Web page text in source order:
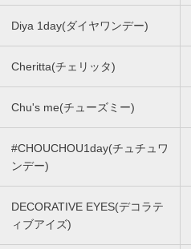
Diya 1day(ダイヤワンデー)
Cheritta(チェリッタ)
Chu's me(チューズミー)
#CHOUCHOU1day(チュチュワ
ンデー)
DECORATIVE EYES(デコラテ
ィブアイズ)